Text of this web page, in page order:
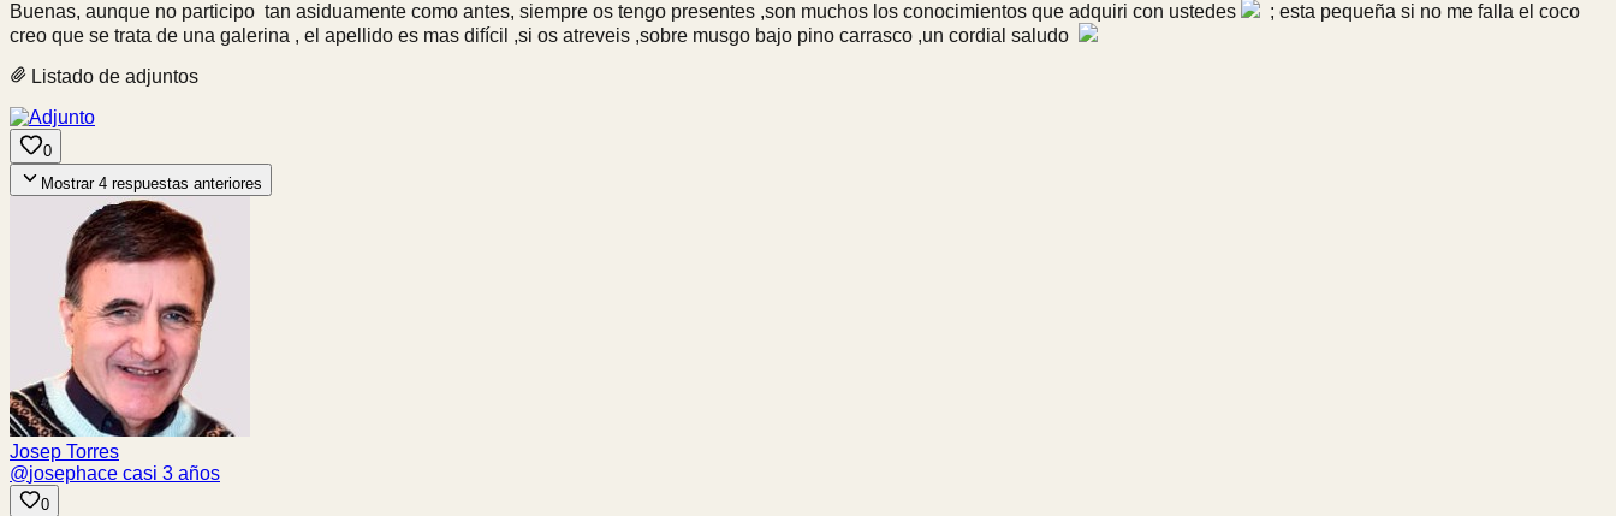
Buenas, aunque no participo tan asiduamente como antes, siempre os tengo presentes ,son muchos los conocimientos que adquiri con ustedes
; esta pequeña si no me falla el coco
creo que se trata de una galerina , el apellido es mas difícil ,si os atreveis ,sobre musgo bajo pino carrasco ,un cordial saludo
Listado de adjuntos
0
Mostrar 4 respuestas anteriores
Josep Torres
@josephace casi 3 años
0